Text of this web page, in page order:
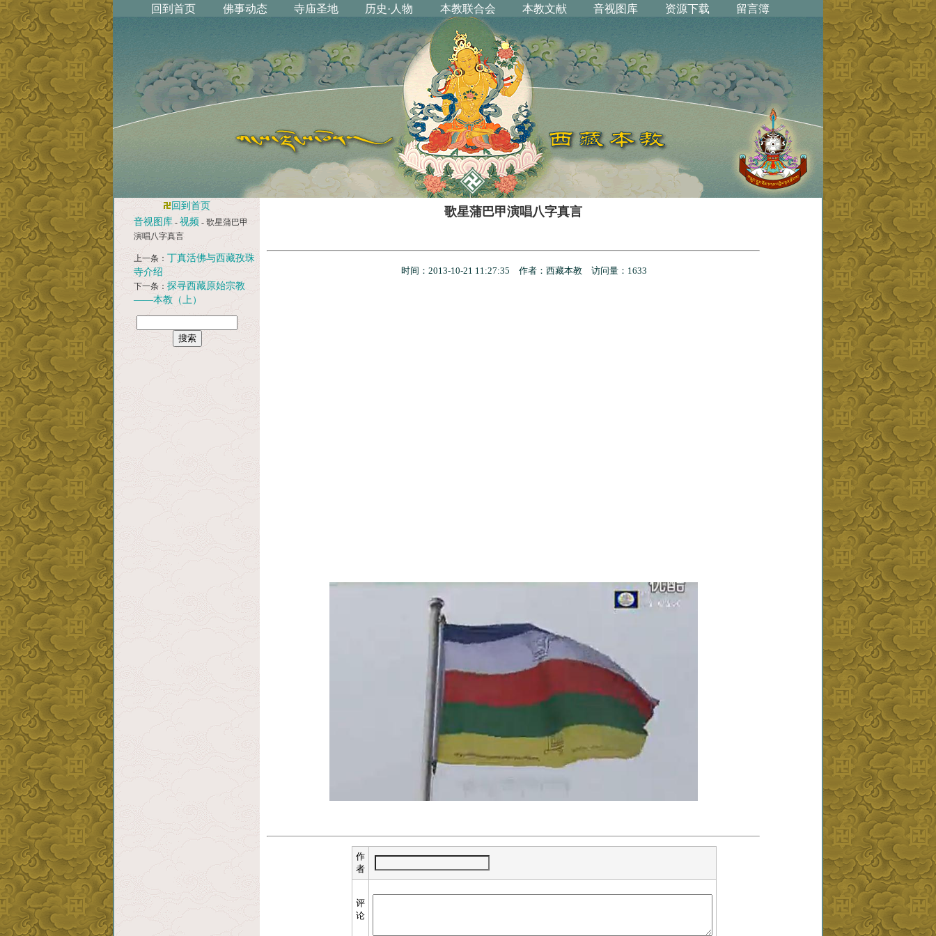
回到首页
音视图库- 视频 - 歌星蒲巴甲
演唱八字真言
上一条： 丁真活佛与西藏孜珠
寺介绍
下一条： 探寻西藏原始宗教
——本教（上）
歌星蒲巴甲演唱八字真言
时间：2013-10-21 11:27:35 作者：西藏本教 访问量： 1633